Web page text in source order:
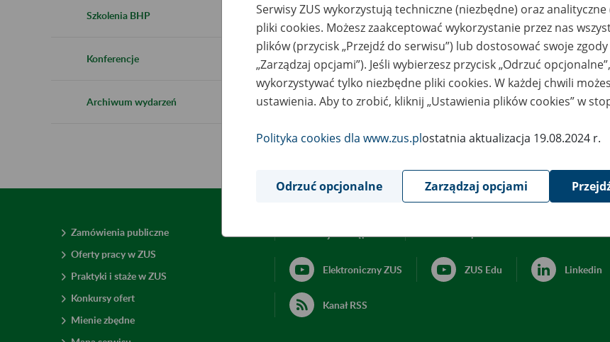
Szkolenia BHP
Konferencje
Archiwum wydarzeń
Zamówienia publiczne
Oferty pracy w ZUS
Praktyki i staże w ZUS
Konkursy ofert
Mienie zbędne
Elektroniczny ZUS ZUS Edu Linkedin
Kanał RSS
Serwisy ZUS wykorzystują techniczne (niezbędne) oraz
pliki cookies. Możesz zaakceptować wykorzystanie przez nas
plików (przycisk „Przejdź do serwisu”) lub dostosować swoje
„Zarządzaj opcjami”). Jeśli wybierzesz przycisk „Odrzuć
wykorzystywać tylko niezbędne pliki cookies. W każdej chwili
ustawienia. Aby to zrobić, kliknij „Ustawienia plików cookies” w
Polityka cookies dla www.zus.plostatnia aktualizacja 19.08.2024 r.
Odrzuć opcjonalne Zarządzaj opcjami